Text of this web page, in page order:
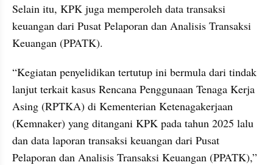
Selain itu, KPK juga memperoleh data transaksi
keuangan dari Pusat Pelaporan dan Analisis Transaksi
Keuangan (PPATK).
“Kegiatan penyelidikan tertutup ini bermula dari tindak
lanjut terkait kasus Rencana Penggunaan Tenaga Kerja
Asing (RPTKA) di Kementerian Ketenagakerjaan
(Kemnaker) yang ditangani KPK pada tahun 2025 lalu
dan data laporan transaksi keuangan dari Pusat
Pelaporan dan Analisis Transaksi Keuangan (PPATK),”